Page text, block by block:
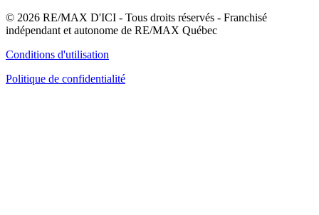
© 2026 RE/MAX D'ICI - Tous droits réservés - Franchisé
indépendant et autonome de RE/MAX Québec
Conditions d'utilisation
Politique de confidentialité